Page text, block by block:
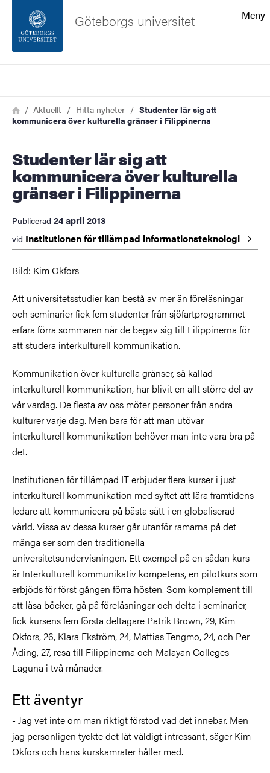
Sidfoten
Om webbplatsen
Meny
Göteborgs universitet
Länkstig
HemAktuellt Hitta nyheter
Studenter lär sig att
kommunicera över kulturella gränser i Filippinerna
Studenter lär sig att
kommunicera över kulturella
gränser i Filippinerna
Publicerad 24 april 2013
vid Institutionen för tillämpad informationsteknologi
Bild: Kim Okfors
Att universitetsstudier kan bestå av mer än föreläsningar
och seminarier fick fem studenter från sjöfartprogrammet
erfara förra sommaren när de begav sig till Filippinerna för
att studera interkulturell kommunikation.
Kommunikation över kulturella gränser, så kallad
interkulturell kommunikation, har blivit en allt större del av
vår vardag. De flesta av oss möter personer från andra
kulturer varje dag. Men bara för att man utövar
interkulturell kommunikation behöver man inte vara bra på
det.
Institutionen för tillämpad IT erbjuder flera kurser i just
interkulturell kommunikation med syftet att lära framtidens
ledare att kommunicera på bästa sätt i en globaliserad
värld. Vissa av dessa kurser går utanför ramarna på det
många ser som den traditionella
universitetsundervisningen. Ett exempel på en sådan kurs
är Interkulturell kommunikativ kompetens, en pilotkurs som
erbjöds för först gången förra hösten. Som komplement till
att läsa böcker, gå på föreläsningar och delta i seminarier,
fick kursens fem första deltagare Patrik Brown, 29, Kim
Okfors, 26, Klara Ekström, 24, Mattias Tengmo, 24, och Per
Åding, 27, resa till Filippinerna och Malayan Colleges
Laguna i två månader.
Ett äventyr
- Jag vet inte om man riktigt förstod vad det innebar. Men
jag personligen tyckte det lät väldigt intressant, säger Kim
Okfors och hans kurskamrater håller med.